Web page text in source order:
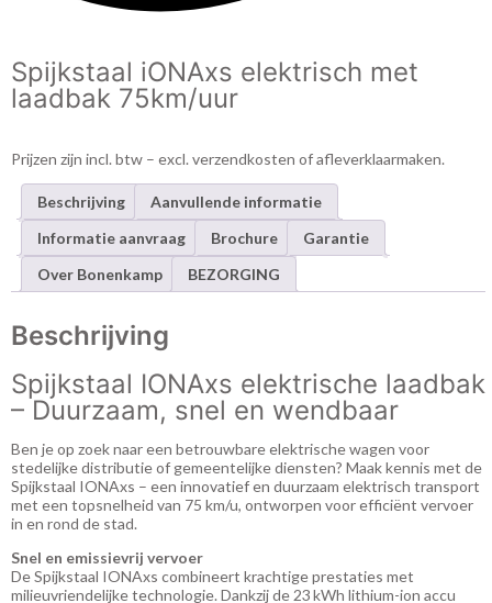
Spijkstaal iONAxs elektrisch met
laadbak 75km/uur
Prijzen zijn incl. btw – excl. verzendkosten of afleverklaarmaken.
Beschrijving
Aanvullende informatie
Informatie aanvraag
Brochure
Garantie
Over Bonenkamp
BEZORGING
Beschrijving
Spijkstaal IONAxs elektrische laadbak
– Duurzaam, snel en wendbaar
Ben je op zoek naar een betrouwbare elektrische wagen voor
stedelijke distributie of gemeentelijke diensten? Maak kennis met de
Spijkstaal IONAxs – een innovatief en duurzaam elektrisch transport
met een topsnelheid van 75 km/u, ontworpen voor efficiënt vervoer
in en rond de stad.
Snel en emissievrij vervoer
De Spijkstaal IONAxs combineert krachtige prestaties met
milieuvriendelijke technologie. Dankzij de 23 kWh lithium-ion accu